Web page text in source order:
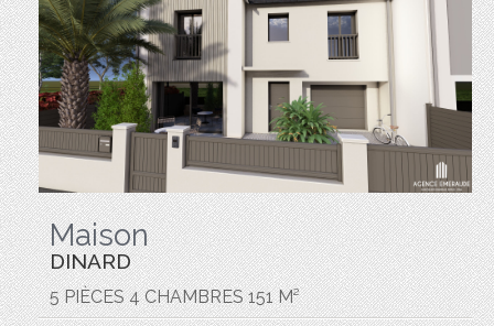
Maison
DINARD
5 PIÈCES 4 CHAMBRES 151 M²